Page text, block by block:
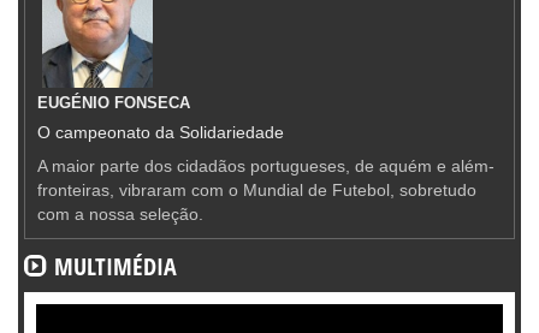
EUGÉNIO FONSECA
O campeonato da Solidariedade
A maior parte dos cidadãos portugueses, de aquém e além-
fronteiras, vibraram com o Mundial de Futebol, sobretudo
com a nossa seleção.
MULTIMÉDIA